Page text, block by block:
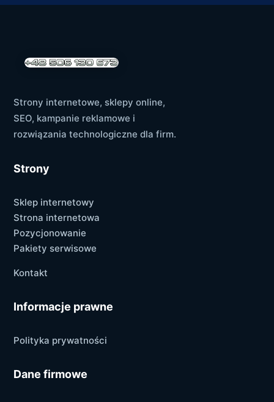
Strony internetowe, sklepy online,
SEO, kampanie reklamowe i
rozwiązania technologiczne dla firm.
Strony
Sklep internetowy
Strona internetowa
Pozycjonowanie
Pakiety serwisowe
Kontakt
Informacje prawne
Polityka prywatności
Dane firmowe